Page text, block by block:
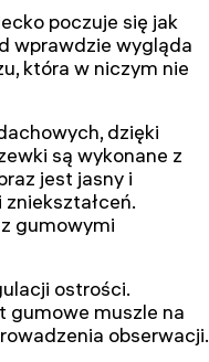
poczuje się jak
wprawdzie wygląda
która w niczym nie
dzięki
są wykonane z
jest jasny i
gumowymi
ostrości.
gumowe muszle na
obserwacji.